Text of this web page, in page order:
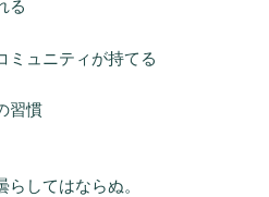
る
ミュニティが持てる
習慣
してはならぬ。